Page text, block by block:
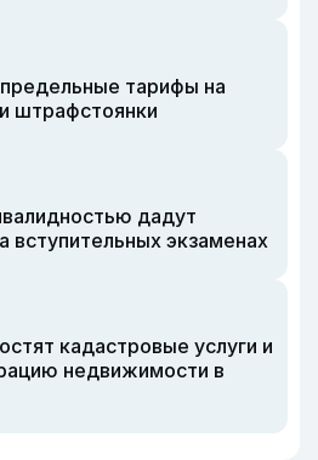
тарифы на
штрафстоянки
дадут
вступительных экзаменах
кадастровые услуги и
недвижимости в